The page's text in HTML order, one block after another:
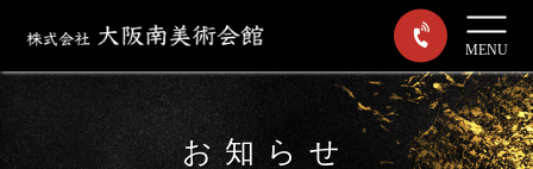
MENU
お知らせ